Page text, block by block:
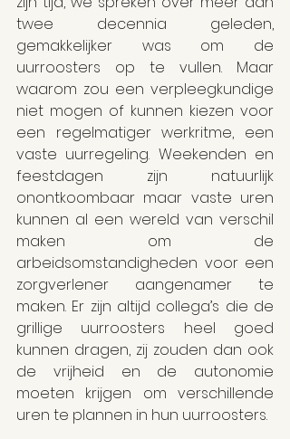
twee decennia geleden,
gemakkelijker was om de
uurroosters op te vullen. Maar
waarom zou een verpleegkundige
niet mogen of kunnen kiezen voor
een regelmatiger werkritme, een
vaste uurregeling. Weekenden en
feestdagen zijn natuurlijk
onontkoombaar maar vaste uren
kunnen al een wereld van verschil
maken om de
arbeidsomstandigheden voor een
zorgverlener aangenamer te
maken. Er zijn altijd collega’s die de
grillige uurroosters heel goed
kunnen dragen, zij zouden dan ook
de vrijheid en de autonomie
moeten krijgen om verschillende
uren te plannen in hun uurroosters.